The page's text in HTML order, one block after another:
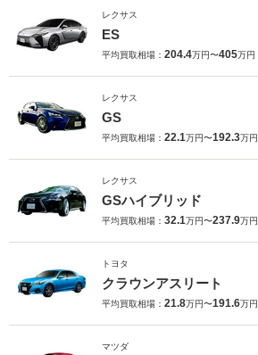
レクサス
ES
平均買取相場： 204.4万円〜405万円
レクサス
GS
平均買取相場： 22.1万円〜192.3万円
レクサス
GSハイブリッド
平均買取相場： 32.1万円〜237.9万円
トヨタ
クラウンアスリート
平均買取相場： 21.8万円〜191.6万円
マツダ